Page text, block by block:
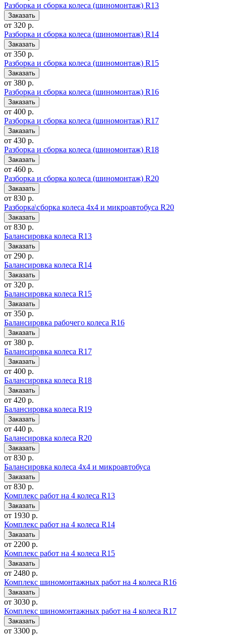
Разборка и сборка колеса (шиномонтаж) R13
от 320 р.
Разборка и сборка колеса (шиномонтаж) R14
от 350 р.
Разборка и сборка колеса (шиномонтаж) R15
от 380 р.
Разборка и сборка колеса (шиномонтаж) R16
от 400 р.
Разборка и сборка колеса (шиномонтаж) R17
от 430 р.
Разборка и сборка колеса (шиномонтаж) R18
от 460 р.
Разборка и сборка колеса (шиномонтаж) R20
от 830 р.
Разборка\сборка колеса 4x4 и микроавтобуса R20
от 830 р.
Балансировка колеса R13
от 290 р.
Балансировка колеса R14
от 320 р.
Балансировка колеса R15
от 350 р.
Балансировка рабочего колеса R16
от 380 р.
Балансировка колеса R17
от 400 р.
Балансировка колеса R18
от 420 р.
Балансировка колеса R19
от 440 р.
Балансировка колеса R20
от 830 р.
Балансировка колеса 4x4 и микроавтобуса
от 830 р.
Комплекс работ на 4 колеса R13
от 1930 р.
Комплекс работ на 4 колеса R14
от 2200 р.
Комплекс работ на 4 колеса R15
от 2480 р.
Комплекс шиномонтажных работ на 4 колеса R16
от 3030 р.
Комплекс шиномонтажных работ на 4 колеса R17
от 3300 р.